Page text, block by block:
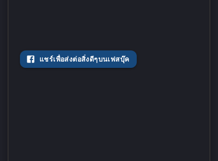
แชร์เพื่อส่งต่อสิ่งดีๆบนเฟสบุ๊ค